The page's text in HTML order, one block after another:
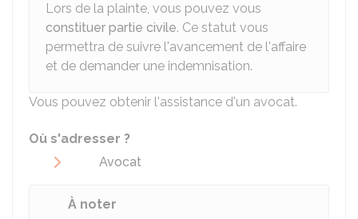
Lors de la plainte, vous pouvez vous
constituer partie civile. Ce statut vous
permettra de suivre l'avancement de l'affaire
et de demander une indemnisation.
Vous pouvez obtenir l'assistance d'un avocat.
Où s'adresser ?
Avocat
À noter